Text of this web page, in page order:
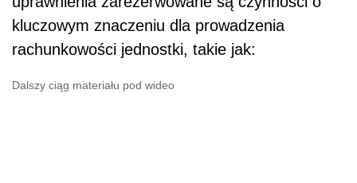
kluczowym znaczeniu dla prowadzenia
rachunkowości jednostki, takie jak:
Dalszy ciąg materiału pod wideo